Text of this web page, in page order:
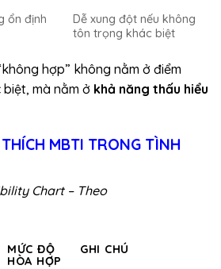
ổn định
Dễ xung đột nếu không
tôn trọng khác biệt
hợp” không nằm ở điểm
mà nằm ở khả năng thấu hiểu
MBTI TRONG TÌNH
Chart – Theo
MỨC ĐỘ
HÒA HỢP
GHI CHÚ